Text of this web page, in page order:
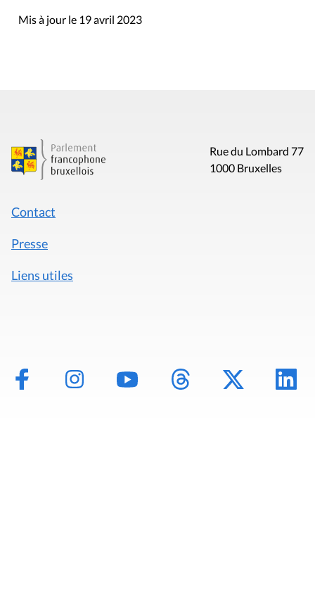
Mis à jour le 19 avril 2023
Rue du Lombard 77
1000 Bruxelles
Contact
Presse
Liens utiles